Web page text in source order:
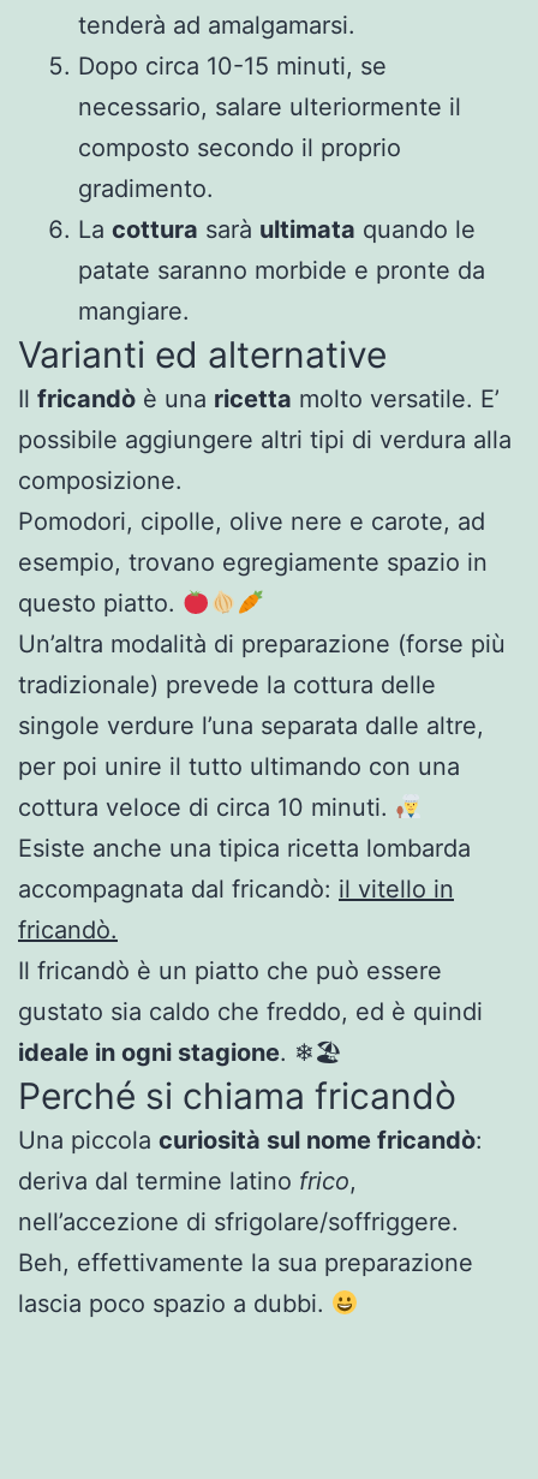
tenderà ad amalgamarsi.
Dopo circa 10-15 minuti, se
necessario, salare ulteriormente il
composto secondo il proprio
gradimento.
La cottura sarà ultimata quando le
patate saranno morbide e pronte da
mangiare.
Varianti ed alternative
Il fricandò è una ricetta molto versatile. E’
possibile aggiungere altri tipi di verdura alla
composizione.
Pomodori, cipolle, olive nere e carote, ad
esempio, trovano egregiamente spazio in
questo piatto.
Un’altra modalità di preparazione (forse più
tradizionale) prevede la cottura delle
singole verdure l’una separata dalle altre,
per poi unire il tutto ultimando con una
cottura veloce di circa 10 minuti.
Esiste anche una tipica ricetta lombarda
accompagnata dal fricandò: il vitello in
fricandò.
Il fricandò è un piatto che può essere
gustato sia caldo che freddo, ed è quindi
ideale in ogni stagione. ❄🏖
Perché si chiama fricandò
Una piccola curiosità sul nome fricandò:
deriva dal termine latino frico,
nell’accezione di sfrigolare/soffriggere.
Beh, effettivamente la sua preparazione
lascia poco spazio a dubbi.